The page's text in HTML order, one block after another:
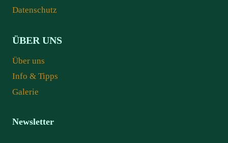
Datenschutz
ÜBER UNS
Über uns
Info & Tipps
Galerie
Newsletter